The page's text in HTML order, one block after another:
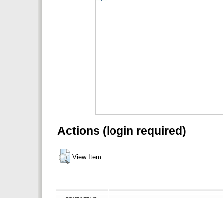
Actions (login required)
View Item